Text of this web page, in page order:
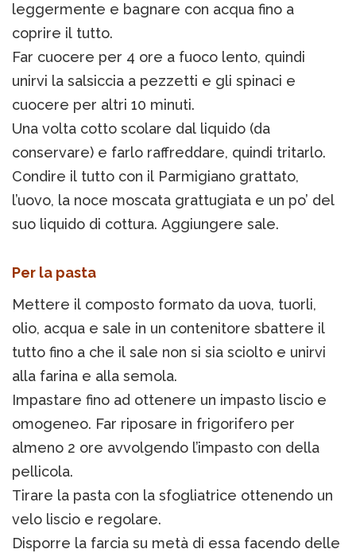
leggermente e bagnare con acqua fino a
coprire il tutto.
Far cuocere per 4 ore a fuoco lento, quindi
unirvi la salsiccia a pezzetti e gli spinaci e
cuocere per altri 10 minuti.
Una volta cotto scolare dal liquido (da
conservare) e farlo raffreddare, quindi tritarlo.
Condire il tutto con il Parmigiano grattato,
l’uovo, la noce moscata grattugiata e un po’ del
suo liquido di cottura. Aggiungere sale.
Per la pasta
Mettere il composto formato da uova, tuorli,
olio, acqua e sale in un contenitore sbattere il
tutto fino a che il sale non si sia sciolto e unirvi
alla farina e alla semola.
Impastare fino ad ottenere un impasto liscio e
omogeneo. Far riposare in frigorifero per
almeno 2 ore avvolgendo l’impasto con della
pellicola.
Tirare la pasta con la sfogliatrice ottenendo un
velo liscio e regolare.
Disporre la farcia su metà di essa facendo delle